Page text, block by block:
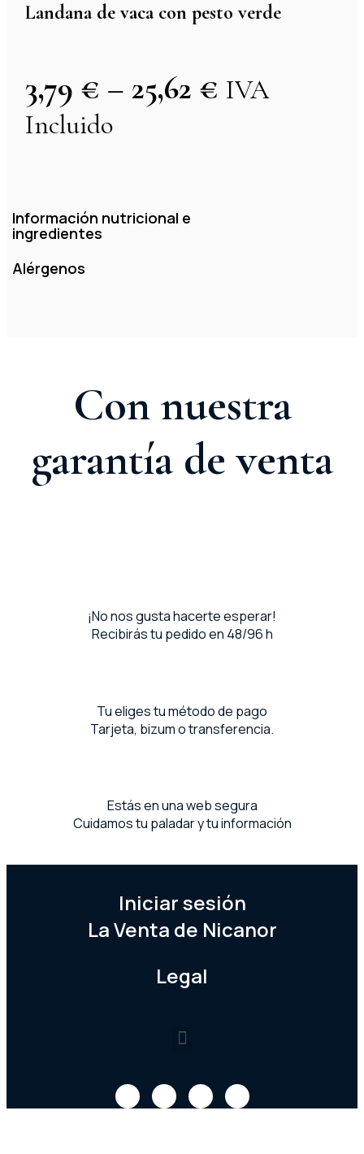
Landana de vaca con pesto verde
3,79 € – 25,62 € IVA
Incluido
Información nutricional e
ingredientes
Alérgenos
Con nuestra
garantía de venta
¡No nos gusta hacerte esperar!
Recibirás tu pedido en 48/96 h
Tu eliges tu método de pago
Tarjeta, bizum o transferencia.
Estás en una web segura
Cuidamos tu paladar y tu información
Iniciar sesión
La Venta de Nicanor
Legal